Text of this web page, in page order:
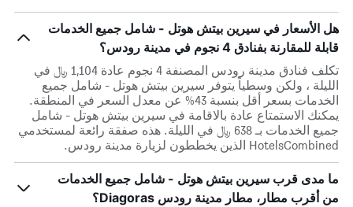
هل الأسعار في سيرين بيتش هوتل - شامل جميع الخدمات
قابلة للمقارنة بفنادق 4 نجوم في مدينة رودس؟
تكلف فنادق مدينة رودس المصنفة 4 نجوم عادة 1,104 ﷼ في
الليلة ، ولكن وسطياً يتوفر سيرين بيتش هوتل - شامل جميع
الخدمات بسعر أقل بنسبة 43% عن معدل السعر في المنطقة.
يمكنك الاستمتاع عادة بالاقامة في سيرين بيتش هوتل - شامل
جميع الخدمات بـ 638 ﷼ في الليلة. هذه صفقة رائعة لمستخدمي
HotelsCombined الذين يخططون لزيارة مدينة رودس.
ما مدى قرب سيرين بيتش هوتل - شامل جميع الخدمات
من أقرب مطار، مطار مدينة رودس Diagoras؟